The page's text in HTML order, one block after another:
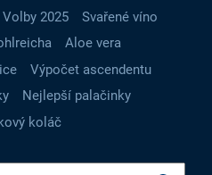
Volby 2025
Svařené víno
Aloe vera
Výpočet ascendentu
Nejlepší palačinky
koláč